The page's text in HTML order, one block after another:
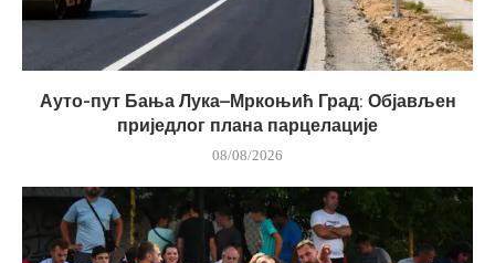
Ауто-пут Бања Лука–Мркоњић Град: Објављен
приједлог плана парцелације
08/08/2026